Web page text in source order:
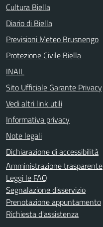
Cultura Biella
Diario di Biella
Previsioni Meteo Brusnengo
Protezione Civile Biella
INAIL
Sito Ufficiale Garante Privacy
Vedi altri link utili
Informativa privacy
Note legali
Dichiarazione di accessibilità
Amministrazione trasparente
Leggi le FAQ
Segnalazione disservizio
Prenotazione appuntamento
Richiesta d'assistenza